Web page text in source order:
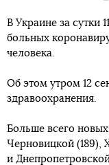
В Украине за сутки
больных
человека.
Об этом утром 12
здравоохранения.
Больше всего
Черновицкой (189),
и